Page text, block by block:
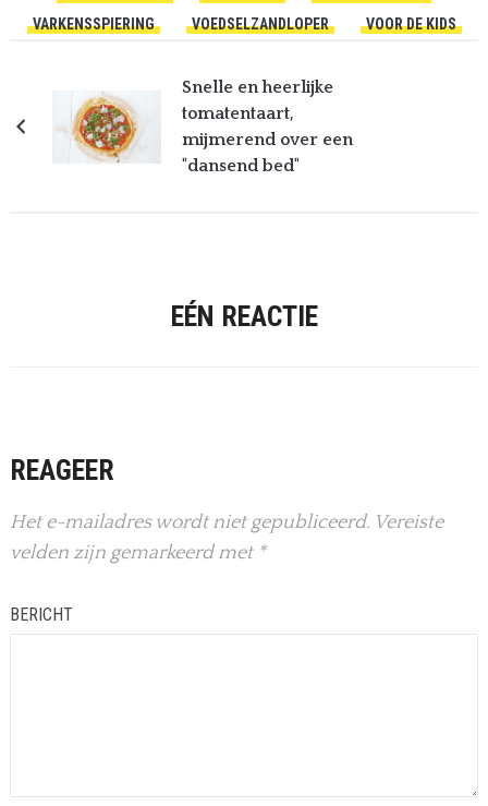
VARKENSSPIERING
VOEDSELZANDLOPER VOOR DE KIDS
Snelle en heerlijke
tomatentaart,
mijmerend over een
"dansend bed"
EÉN REACTIE
REAGEER
Het e-mailadres wordt niet gepubliceerd. Vereiste
velden zijn gemarkeerd met *
BERICHT